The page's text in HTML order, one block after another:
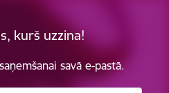
kurš uzzina!
savā e-pastā.